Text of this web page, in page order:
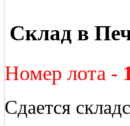
Склад в
Номер лота -
Сдается